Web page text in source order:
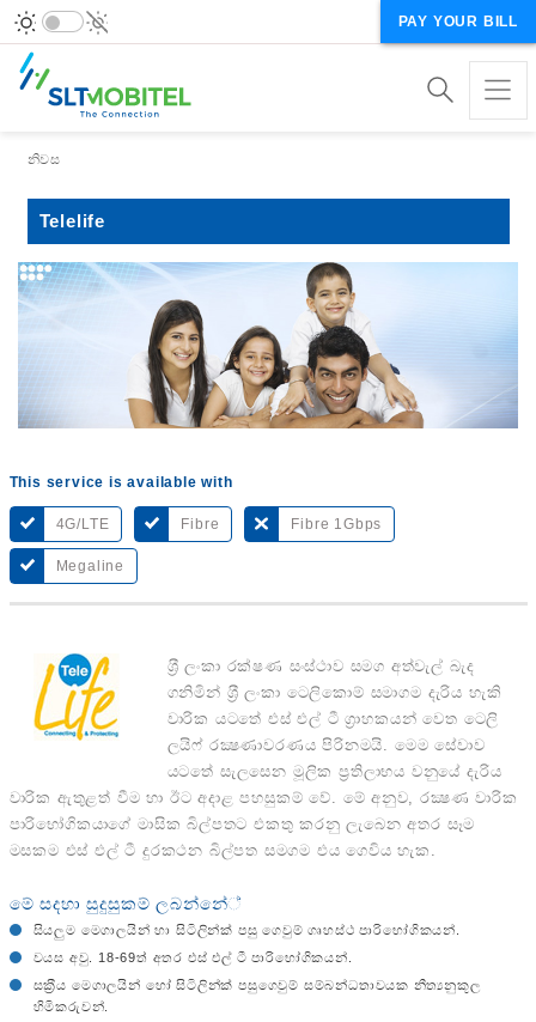
PAY YOUR BILL
Breadcrumb
නිවස
Telelife
This service is available with
4G/LTE Fibre Fibre 1Gbps
Megaline
ශ‍්‍රී ලංකා රක්ෂණ සංස්ථාව සමග අත්වැල් බැද
ගනිමින් ශ‍්‍රී ලංකා ටෙලිකොම් සමාගම දැරිය හැකි
වාරික යටතේ එස් එල් ටී ග‍්‍රාහකයන් වෙත ටෙලි
ලයිෆ් රක්‍ෂණාවරණය පිරිනමයි. මෙම සේවාව
යටතේ සැලසෙන මූලික ප‍්‍රතිලාභය වනුයේ දැරිය
වාරික ඇතුළත් වීම හා ඊට අදාළ පහසුකම් වේ. මේ අනුව, රක්‍ෂණ වාරික
පාරිභෝගිකයාගේ මාසික බිල්පතට එකතු කරනු ලැබෙන අතර සෑම
මසකම එස් එල් ටී දුරකථන බිල්පත සමගම එය ගෙවිය හැක.
මේ සදහා සුදුසුකම් ලබන්නේ්
සියලුම මෙගාලයින් හා සිටිලින්ක් පසු ගෙවුම් ගෘහස්ථ පාරිභෝගිකයන්.
වයස අවු. 18-69ත් අතර එස් එල් ටී පාරිභෝගිකයන්.
සක‍්‍රීය මෙගාලයින් හෝ සිටිලින්ක් පසුගෙවුම් සම්බන්ධතාවයක නීත්‍යනුකූල
හිමිකරුවන්.